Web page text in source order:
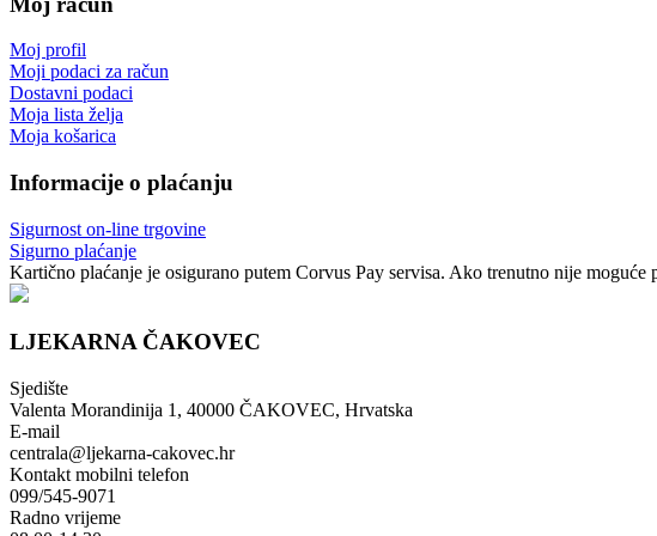
Moj profil
Moji podaci za račun
Dostavni podaci
Moja lista želja
Moja košarica
Informacije o plaćanju
Sigurnost on-line trgovine
Sigurno plaćanje
Kartično plaćanje je osigurano putem Corvus Pay servisa. Ako trenutno nije
LJEKARNA ČAKOVEC
Sjedište
Valenta Morandinija 1, 40000 ČAKOVEC, Hrvatska
E-mail
centrala@ljekarna-cakovec.hr
Kontakt mobilni telefon
099/545-9071
Radno vrijeme